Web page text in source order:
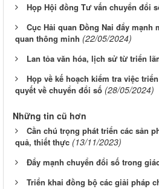
Họp Hội đồng Tư vấn chuyển đổi
Cục Hải quan Đồng Nai đẩy mạnh
quan thông minh (22/05/2024)
Lan tỏa văn hóa, lịch sử từ triển
Họp về kế hoạch kiểm tra việc
quyết về chuyển đổi số (28/05/2024)
Những tin cũ hơn
Cần chú trọng phát triển các sản
quả, thiết thực (13/11/2023)
Đẩy mạnh chuyển đổi số trong
Triển khai đồng bộ các giải pháp